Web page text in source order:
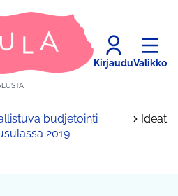
KirjauduValikko
budjetointi
2019
Ideat